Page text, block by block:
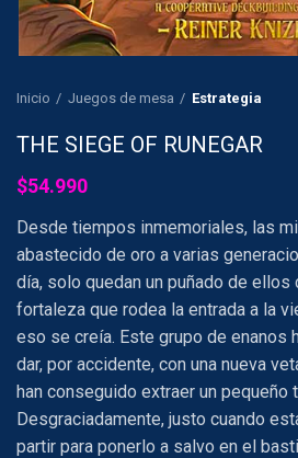
Inicio Juegos de mesa Estrategia
THE SIEGE OF RUNEGAR
$54.990
Desde tiempos inmemoriales, las
abastecido de oro a varias
día, solo quedan un puñado de ellos
fortaleza que rodea la entrada a la
eso se creía. Este grupo de enanos
dar, por accidente, con una nueva
han conseguido extraer un pequeño
Desgraciadamente, justo cuando
partir para ponerlo a salvo en el